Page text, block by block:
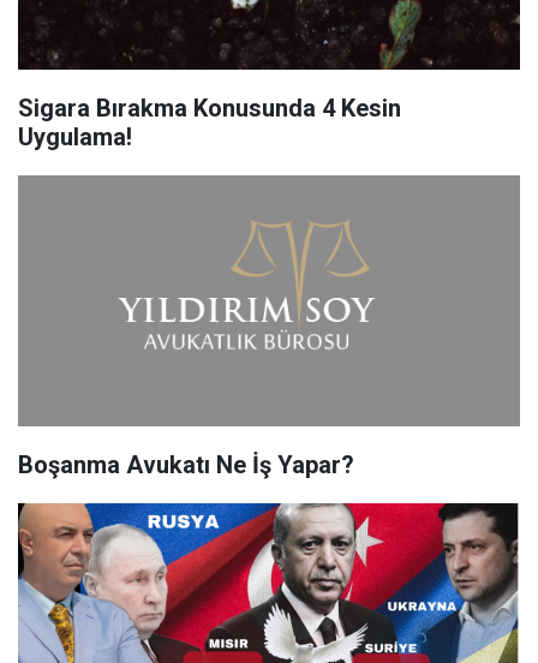
Sigara Bırakma Konusunda 4 Kesin
Uygulama!
Boşanma Avukatı Ne İş Yapar?